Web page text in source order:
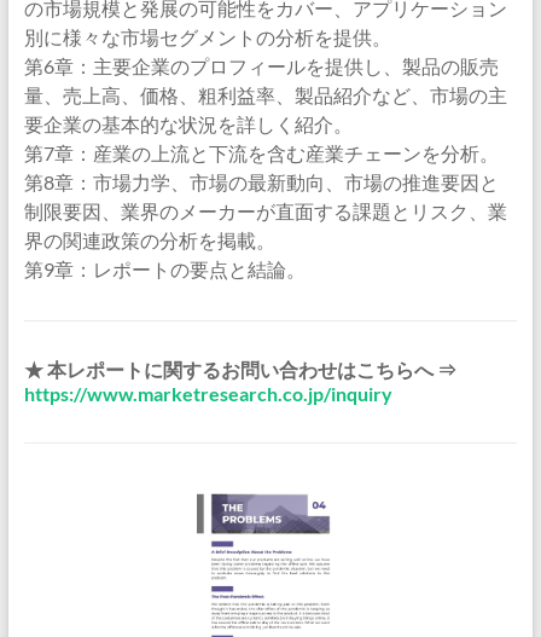
の市場規模と発展の可能性をカバー、アプリケーション
別に様々な市場セグメントの分析を提供。
第6章：主要企業のプロフィールを提供し、製品の販売
量、売上高、価格、粗利益率、製品紹介など、市場の主
要企業の基本的な状況を詳しく紹介。
第7章：産業の上流と下流を含む産業チェーンを分析。
第8章：市場力学、市場の最新動向、市場の推進要因と
制限要因、業界のメーカーが直面する課題とリスク、業
界の関連政策の分析を掲載。
第9章：レポートの要点と結論。
★ 本レポートに関するお問い合わせはこちらへ ⇒
https://www.marketresearch.co.jp/inquiry